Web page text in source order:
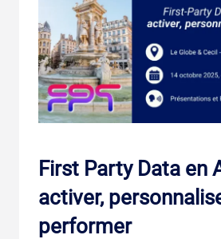
First Party Data en
activer,
performer